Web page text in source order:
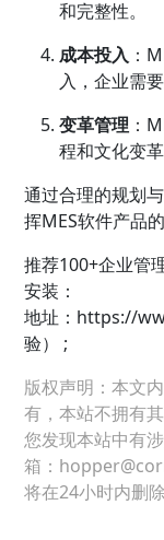
和完整性。
成本投入 ：
入，企业需
变革管理 ：
程和文化变
通过合理的规划
挥MES软件产品
推荐100+企业管
安装：
地址： https://
验） ;
版权声明：本文
有，本站不拥有
您发现本站中有
箱：
将在24小时内删除